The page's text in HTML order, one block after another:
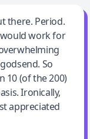
there. Period.
work for
So
10 (of the 200)
Ironically,
appreciated